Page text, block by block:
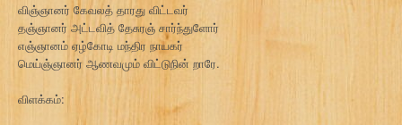
விஞ்ஞானர் கேவலத் தாரது விட்டவர்
தஞ்ஞானர் அட்டவித் தேசுரஞ் சார்ந்துளோர்
எஞ்ஞானம் ஏழ்கோடி மந்திர நாயகர்
மெய்ஞ்ஞானர் ஆணவமும் விட்டுநின் றாரே.
விளக்கம்: